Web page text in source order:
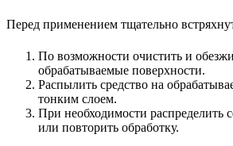
Перед применением тщательно
По возможности очистить и
обрабатываемые поверхности.
Распылить средство на
тонким слоем.
При необходимости распределить
или повторить обработку.